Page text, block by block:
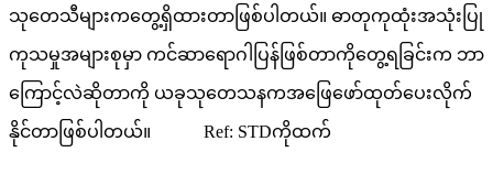
သုတေသီများကတွေ့ရှိထားတာဖြစ်ပါတယ်။ ဓာတုကုထုံးအသုံးပြု
ကုသမှုအများစုမှာ ကင်ဆာရောဂါပြန်ဖြစ်တာကိုတွေ့ရခြင်းက ဘာ
ကြောင့်လဲဆိုတာကို ယခုသုတေသနကအဖြေဖော်ထုတ်ပေးလိုက်
နိုင်တာဖြစ်ပါတယ်။ Ref: STDကိုထက်